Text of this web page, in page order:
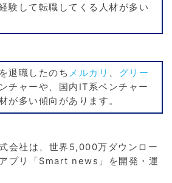
験して転職してくる人材が多い
退職したのち メルカリ 、 グリー
チャーや、国内IT系ベンチャー
が多い傾向があります。
会社は、世界5,000万ダウンロー
プリ「Smart news」を開発・運